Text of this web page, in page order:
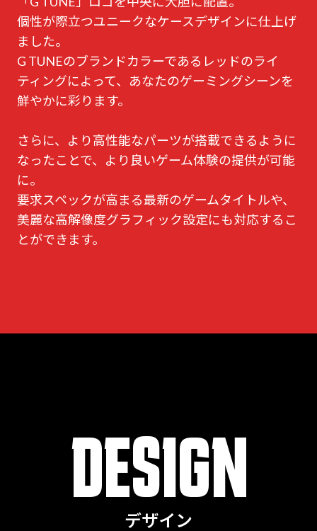
個性が際立つユニークなケースデザインに仕上げ
ました。
G TUNEのブランドカラーであるレッドのライ
ティングによって、あなたのゲーミングシーンを
鮮やかに彩ります。
さらに、より高性能なパーツが搭載できるように
なったことで、より良いゲーム体験の提供が可能
に。
要求スペックが高まる最新のゲームタイトルや、
美麗な高解像度グラフィック設定にも対応するこ
とができます。
DESIGN
デザイン